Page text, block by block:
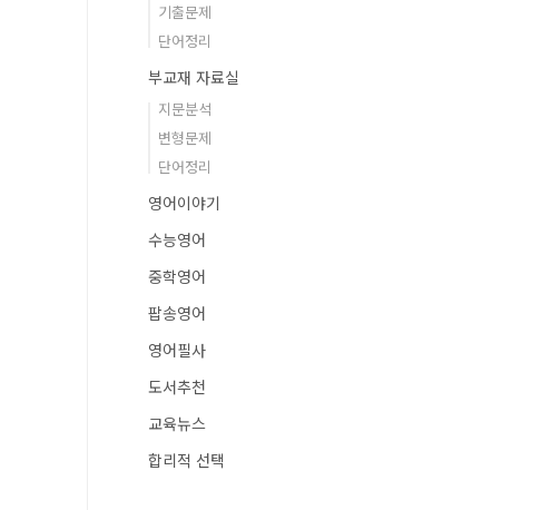
기출문제
단어정리
부교재 자료실
지문분석
변형문제
단어정리
영어이야기
수능영어
중학영어
팝송영어
영어필사
도서추천
교육뉴스
합리적 선택